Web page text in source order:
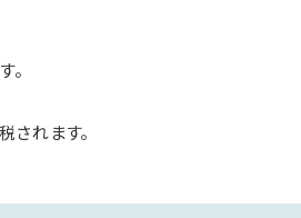
。
れます。